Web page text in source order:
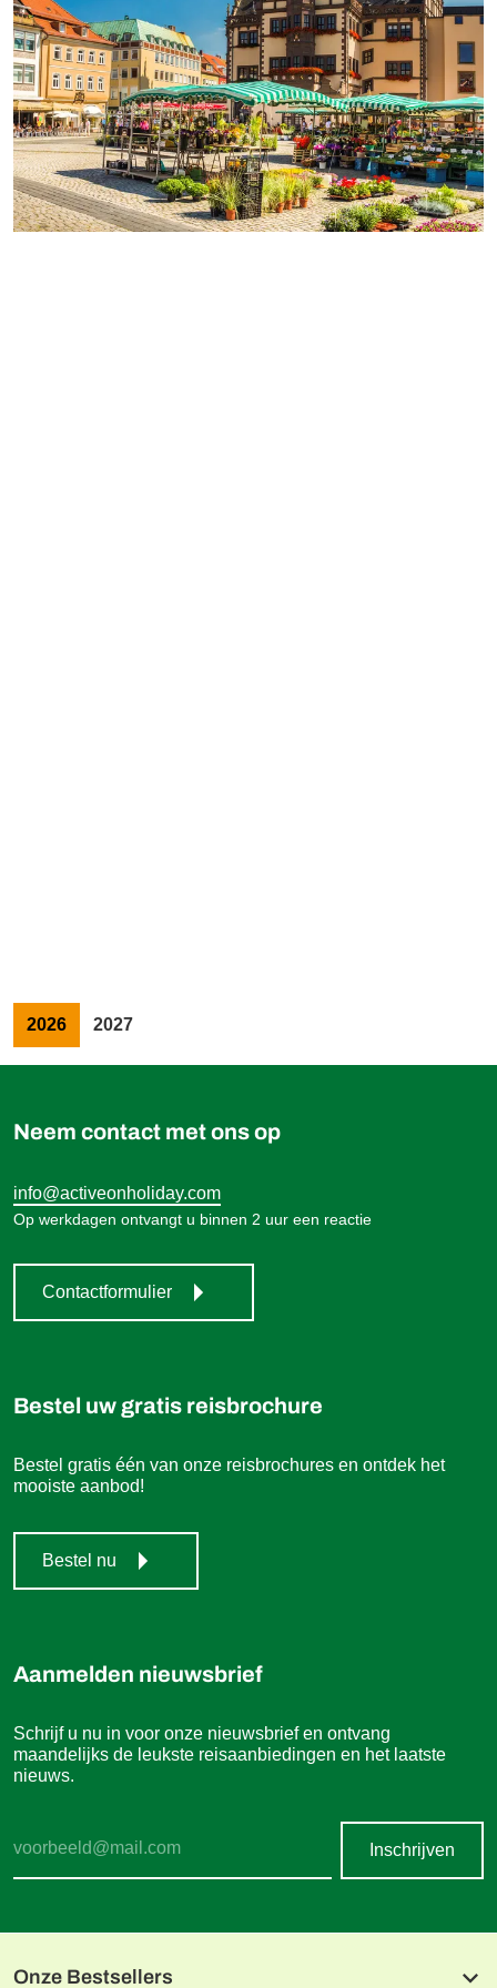
Het vaar- en fietsproduct is een zeer populaire
manier van vakantie vieren voor Duitsers, die zijn
dan ook op alle afvaarten en routes altijd goed
vertegenwoordigd. Verschillend per afvaart, zijn er
gasten aan boord uit andere Duitstalige landen,
Nederlanders, Belgen, Engelsen, Denen,
Scandinaviërs, Amerikanen, Australiërs en andere
landen
vanaf
2026
2027
Neem contact met ons op
info@activeonholiday.com
Op werkdagen ontvangt u binnen 2 uur een reactie
Contactformulier
Bestel uw gratis reisbrochure
Bestel gratis één van onze reisbrochures en ontdek het
mooiste aanbod!
Bestel nu
Aanmelden nieuwsbrief
Schrijf u nu in voor onze nieuwsbrief en ontvang
maandelijks de leukste reisaanbiedingen en het laatste
nieuws.
Inschrijven
Onze Bestsellers